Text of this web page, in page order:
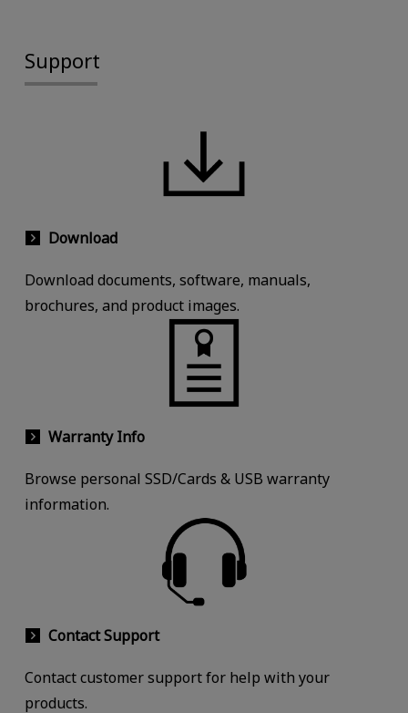
Support
Download
Download documents, software, manuals,
brochures, and product images.
Warranty Info
Browse personal SSD/Cards & USB warranty
information.
Contact Support
Contact customer support for help with your
products.